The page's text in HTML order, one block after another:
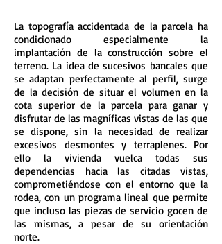
La topografía accidentada de la parcela ha
condicionado especialmente la
implantación de la construcción sobre el
terreno. La idea de sucesivos bancales que
se adaptan perfectamente al perfil, surge
de la decisión de situar el volumen en la
cota superior de la parcela para ganar y
disfrutar de las magníficas vistas de las que
se dispone, sin la necesidad de realizar
excesivos desmontes y terraplenes. Por
ello la vivienda vuelca todas sus
dependencias hacia las citadas vistas,
comprometiéndose con el entorno que la
rodea, con un programa lineal que permite
que incluso las piezas de servicio gocen de
las mismas, a pesar de su orientación
norte.